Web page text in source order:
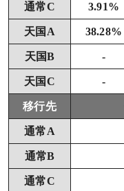
通常C 3.91%
天国A 38.28%
天国B -
天国C -
移行先
通常A
通常B
通常C